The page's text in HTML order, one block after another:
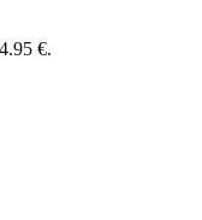
€.